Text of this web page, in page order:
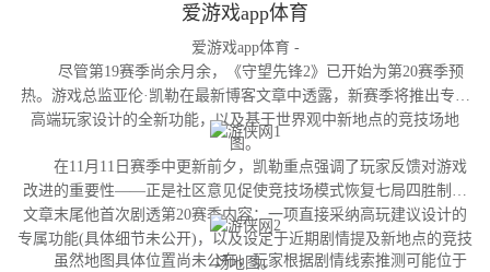
爱游戏app体育
爱游戏app体育 -
尽管第19赛季尚余月余，《守望先锋2》已开始为第20赛季预
热。游戏总监亚伦·凯勒在最新博客文章中透露，新赛季将推出专为
高端玩家设计的全新功能，以及基于世界观中新地点的竞技场地
图。
在11月11日赛季中更新前夕，凯勒重点强调了玩家反馈对游戏
改进的重要性——正是社区意见促使竞技场模式恢复七局四胜制。
文章末尾他首次剧透第20赛季内容：一项直接采纳高玩建议设计的
专属功能(具体细节未公开)，以及设定于近期剧情提及新地点的竞技
场地图。
虽然地图具体位置尚未公布，玩家根据剧情线索推测可能位于